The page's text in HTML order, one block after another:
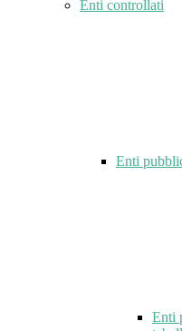
Enti controllati
Enti
Enti